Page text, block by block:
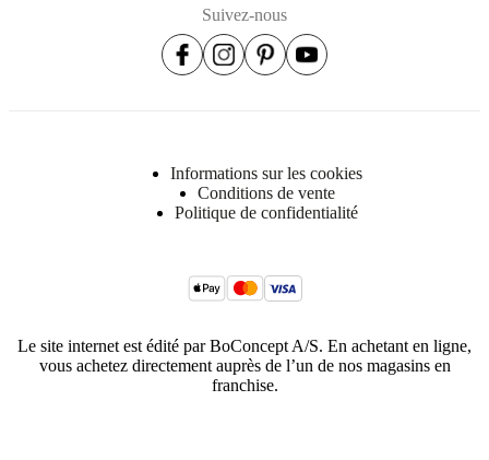
Suivez-nous
Informations sur les cookies
Conditions de vente
Politique de confidentialité
Le site internet est édité par BoConcept A/S. En achetant en ligne,
vous achetez directement auprès de l’un de nos magasins en
franchise.